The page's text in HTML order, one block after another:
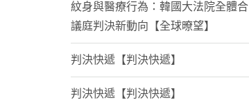
紋身與醫療行為：韓國大法院全體合
議庭判決新動向【全球暸望】
判決快遞【判決快遞】
判決快遞【判決快遞】